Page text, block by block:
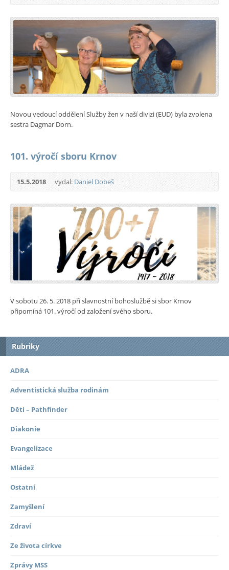
Novou vedoucí oddělení Služby žen v naší divizi (EUD) byla zvolena
sestra Dagmar Dorn.
101. výročí sboru Krnov
15.5.2018 vydal: Daniel Dobeš
V sobotu 26. 5. 2018 při slavnostní bohoslužbě si sbor Krnov
připomíná 101. výročí od založení svého sboru.
Rubriky
ADRA
Adventistická služba rodinám
Děti – Pathfinder
Diakonie
Evangelizace
Mládež
Ostatní
Zamyšlení
Zdraví
Ze života církve
Zprávy MSS